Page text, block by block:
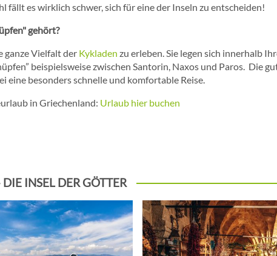
es wirklich schwer, sich für eine der Inseln zu entscheiden!
gehört?
ganze Vielfalt der Kykladen zu erleben. Sie legen sich innerhalb
beispielsweise zwischen Santorin, Naxos und Paros. Die
eine besonders schnelle und komfortable Reise.
in Griechenland: Urlaub hier buchen
INSEL DER GÖTTER